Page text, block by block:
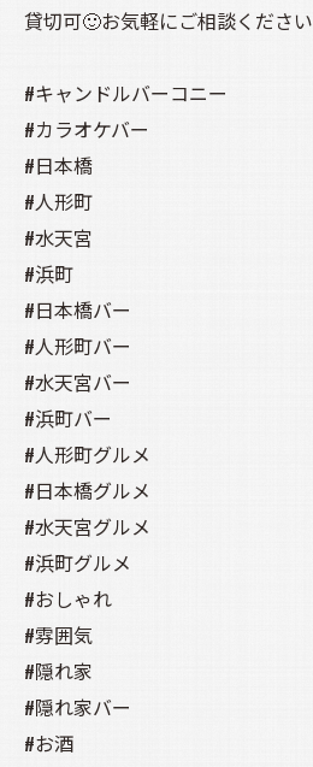
貸切可🙂お気軽にご相談ください
#キャンドルバーコニー
#カラオケバー
#日本橋
#人形町
#水天宮
#浜町
#日本橋バー
#人形町バー
#水天宮バー
#浜町バー
#人形町グルメ
#日本橋グルメ
#水天宮グルメ
#浜町グルメ
#おしゃれ
#雰囲気
#隠れ家
#隠れ家バー
#お酒